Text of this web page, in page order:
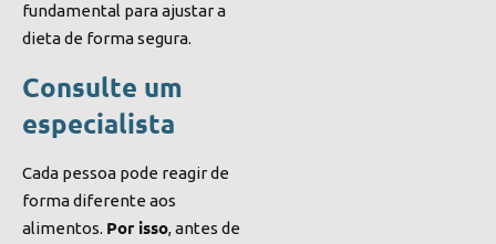
fundamental para ajustar a
dieta de forma segura.
Consulte um
especialista
Cada pessoa pode reagir de
forma diferente aos
alimentos. Por isso, antes de